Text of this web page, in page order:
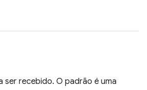
ser recebido. O padrão é uma